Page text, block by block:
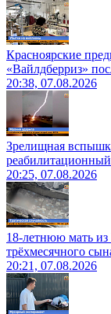
Красноярские
«Вайлдберриз»
20:38, 07.08.2026
Зрелищная
20:25, 07.08.2026
18-летнюю мать
трёхмесячного
20:21, 07.08.2026